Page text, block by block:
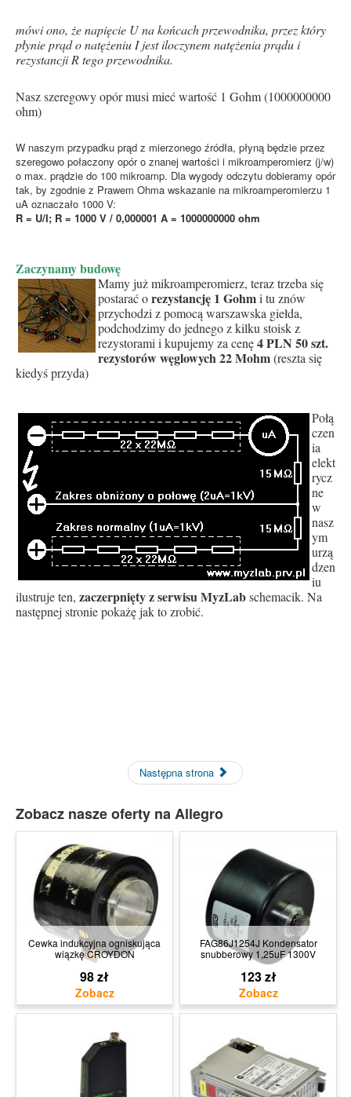
mówi ono, że napięcie U na końcach przewodnika, przez który
płynie prąd o natężeniu I jest iloczynem natężenia prądu i
rezystancji R tego przewodnika.
Nasz szeregowy opór musi mieć wartość 1 Gohm (1000000000
ohm)
W naszym przypadku prąd z mierzonego źródła, płyną będzie przez
szeregowo połaczony opór o znanej wartości i mikroamperomierz (j/w)
o max. prądzie do 100 mikroamp. Dla wygody odczytu dobieramy opór
tak, by zgodnie z Prawem Ohma wskazanie na mikroamperomierzu 1
uA oznaczało 1000 V:
R = U/I; R = 1000 V / 0,000001 A = 1000000000 ohm
Zaczynamy budowę
Mamy już mikroamperomierz, teraz trzeba się
postarać orezystancję 1 Gohmi tu znów
przychodzi z pomocą warszawska giełda,
podchodzimy do jednego z kilku stoisk z
rezystorami i kupujemy za cenę4 PLN 50 szt.
rezystorów węglowych 22 Mohm(reszta się
kiedyś przyda)
Połą
czen
ia
elekt
rycz
ne
w
nasz
ym
urzą
dzen
iu
ilustruje ten, zaczerpnięty z serwisu MyzLabschemacik. Na
następnej stronie pokażę jak to zrobić.
Następna strona
Zobacz nasze oferty na Allegro
Cewka indukcyjna ogniskująca
wiązkę CROYDON
98 zł
FAG86J1254J Kondensator
snubberowy 1,25uF 1300V
123 zł